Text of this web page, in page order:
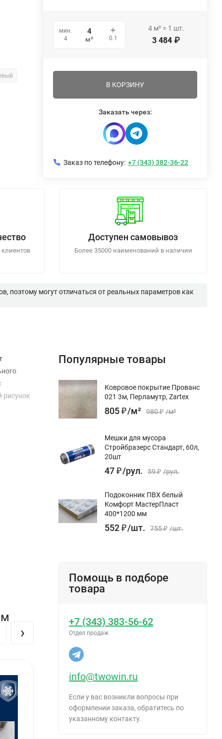
мин.
4
м² 0.1
4 м² = 1 шт.
3 484 ₽
В КОРЗИНУ
Заказать через:
Заказ по телефону: +7 (343) 382-36-22
Доступен самовывоз
Более 35000 наименований в наличии
поэтому могут отличаться от реальных параметров как
рисунок
›
Популярные товары
Ковровое покрытие Прованс
021 3м, Перламутр, Zartex
805₽/м² 980₽ /м²
Мешки для мусора
Стройбразерс Стандарт, 60л,
20шт
47₽/рул. 59₽ /рул.
Подоконник ПВХ белый
Комфорт МастерПласт
400*1200 мм
552₽/шт. 755₽ /шт.
Помощь в подборе
товара
+7 (343) 383-56-62
Отдел продаж
info@twowin.ru
Если у вас возникли вопросы при
оформлении заказа, обратитесь по
указанному контакту.